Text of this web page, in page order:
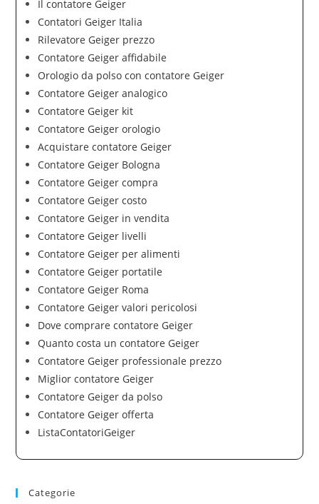
Il contatore Geiger
Contatori Geiger Italia
Rilevatore Geiger prezzo
Contatore Geiger affidabile
Orologio da polso con contatore Geiger
Contatore Geiger analogico
Contatore Geiger kit
Contatore Geiger orologio
Acquistare contatore Geiger
Contatore Geiger Bologna
Contatore Geiger compra
Contatore Geiger costo
Contatore Geiger in vendita
Contatore Geiger livelli
Contatore Geiger per alimenti
Contatore Geiger portatile
Contatore Geiger Roma
Contatore Geiger valori pericolosi
Dove comprare contatore Geiger
Quanto costa un contatore Geiger
Contatore Geiger professionale prezzo
Miglior contatore Geiger
Contatore Geiger da polso
Contatore Geiger offerta
ListaContatoriGeiger
Categorie